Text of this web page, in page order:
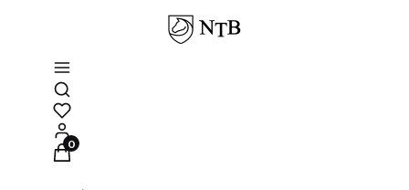
Otwórz wyszukiwarkę
Produkty w koszyku: 0. Zobacz szczegóły